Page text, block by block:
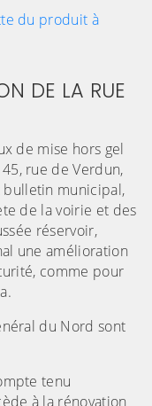
du produit à
DE LA RUE
de mise hors gel
rue de Verdun,
bulletin municipal,
de la voirie et des
réservoir,
une amélioration
comme pour
du Nord sont
tenu
à la rénovation